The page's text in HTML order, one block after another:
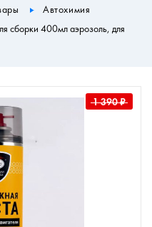
Автохимия
сборки 400мл аэрозоль, для
1 390₽